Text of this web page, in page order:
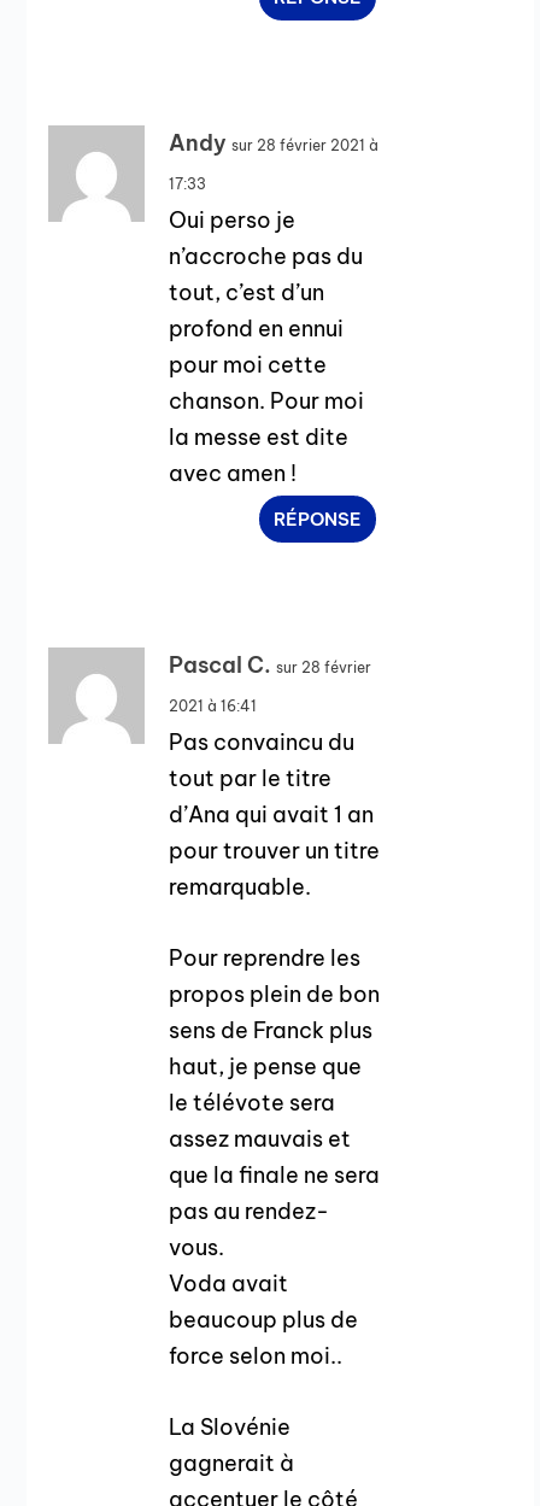
Andy sur 28 février 2021 à
17:33
Oui perso je
n’accroche pas du
tout, c’est d’un
profond en ennui
pour moi cette
chanson. Pour moi
la messe est dite
avec amen !
RÉPONSE
Pascal C. sur 28 février
2021 à 16:41
Pas convaincu du
tout par le titre
d’Ana qui avait 1 an
pour trouver un titre
remarquable.
Pour reprendre les
propos plein de bon
sens de Franck plus
haut, je pense que
le télévote sera
assez mauvais et
que la finale ne sera
pas au rendez-
vous.
Voda avait
beaucoup plus de
force selon moi..
La Slovénie
gagnerait à
accentuer le côté